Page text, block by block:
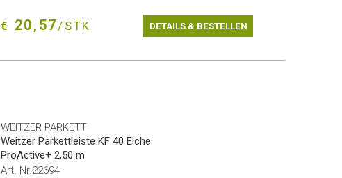
€ 20,57/STK DETAILS & BESTELLEN
WEITZER PARKETT
Weitzer Parkettleiste KF 40 Eiche
ProActive+ 2,50 m
Art. Nr.22694